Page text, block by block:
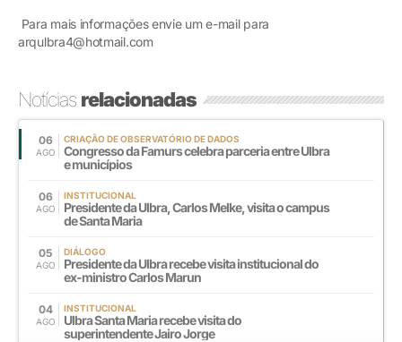
Para mais informações envie um e-mail para
arqulbra4@hotmail.com
Notíciasrelacionadas
06
AGO
CRIAÇÃO DE OBSERVATÓRIO DE DADOS
Congresso da Famurs celebra parceria entre Ulbra
e municípios
06
AGO
INSTITUCIONAL
Presidente da Ulbra, Carlos Melke, visita o campus
de Santa Maria
05
AGO
DIÁLOGO
Presidente da Ulbra recebe visita institucional do
ex-ministro Carlos Marun
04
AGO
INSTITUCIONAL
Ulbra Santa Maria recebe visita do
superintendente Jairo Jorge